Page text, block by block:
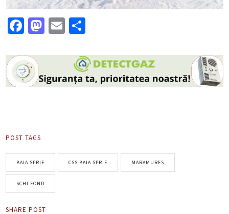
Facebook
Mastodon
Email
POST TAGS
BAIA SPRIE CSS BAIA SPRIE MARAMURES
SCHI FOND
SHARE POST